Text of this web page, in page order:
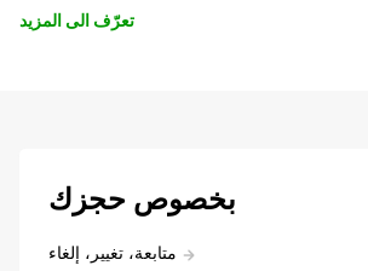
تعرّف الى المزيد
بخصوص حجزك
متابعة، تغيير، إلغاء